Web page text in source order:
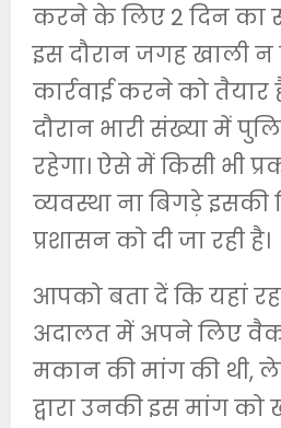
करने के लिए 2 दिन का
इस दौरान जगह खाली
कार्रवाई करने को तैयार
दौरान भारी संख्या में
रहेगा। ऐसे में किसी भी
व्यवस्था ना बिगड़े इसकी
प्रशासन को दी जा रही है।
आपको बता दें कि यहां
अदालत में अपने लिए
मकान की मांग की थी,
द्वारा उनकी इस मांग को